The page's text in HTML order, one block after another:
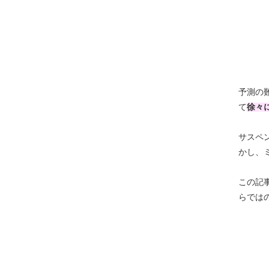
予測の
て徐々
サスペ
かし、
この記
らでは